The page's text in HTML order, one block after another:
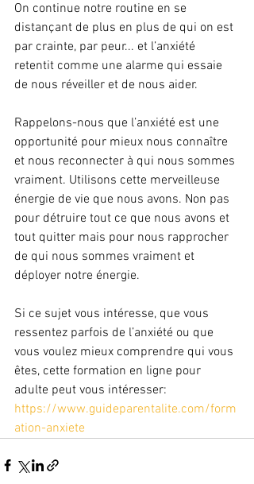
On continue notre routine en se
distançant de plus en plus de qui on est
par crainte, par peur... et l’anxiété
retentit comme une alarme qui essaie
de nous réveiller et de nous aider.
Rappelons-nous que l’anxiété est une
opportunité pour mieux nous connaître
et nous reconnecter à qui nous sommes
vraiment. Utilisons cette merveilleuse
énergie de vie que nous avons. Non pas
pour détruire tout ce que nous avons et
tout quitter mais pour nous rapprocher
de qui nous sommes vraiment et
déployer notre énergie.
Si ce sujet vous intéresse, que vous
ressentez parfois de l’anxiété ou que
vous voulez mieux comprendre qui vous
êtes, cette formation en ligne pour
adulte peut vous intéresser:
https://www.guideparentalite.com/form
ation-anxiete